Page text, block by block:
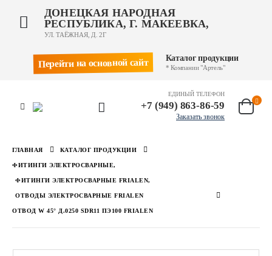
ДОНЕЦКАЯ НАРОДНАЯ
РЕСПУБЛИКА, Г. МАКЕЕВКА,
УЛ. ТАЁЖНАЯ, Д. 2Г
Перейти на основной сайт Каталог продукции
* Компании "Артель"
ЕДИНЫЙ ТЕЛЕФОН
+7 (949) 863-86-59
Заказать звонок
ГЛАВНАЯ КАТАЛОГ ПРОДУКЦИИ
ФИТИНГИ ЭЛЕКТРОСВАРНЫЕ,
ФИТИНГИ ЭЛЕКТРОСВАРНЫЕ FRIALEN,
ОТВОДЫ ЭЛЕКТРОСВАРНЫЕ FRIALEN
ОТВОД W 45° Д.0250 SDR11 ПЭ100 FRIALEN